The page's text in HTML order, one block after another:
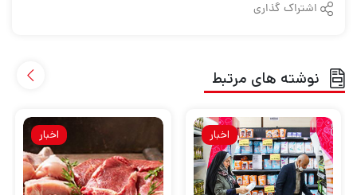
اشتراک گذاری
نوشته های مرتبط
اخبار اخبار